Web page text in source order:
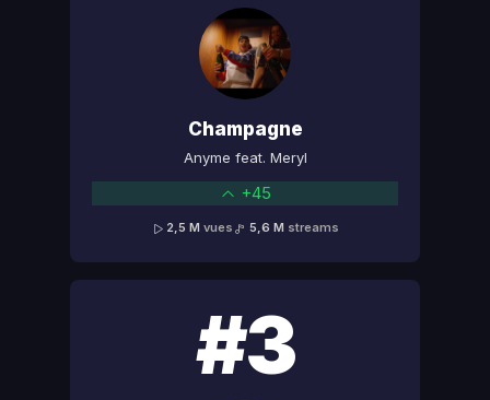
Champagne
Anyme feat. Meryl
+45
2,5 M vues 5,6 M streams
#3